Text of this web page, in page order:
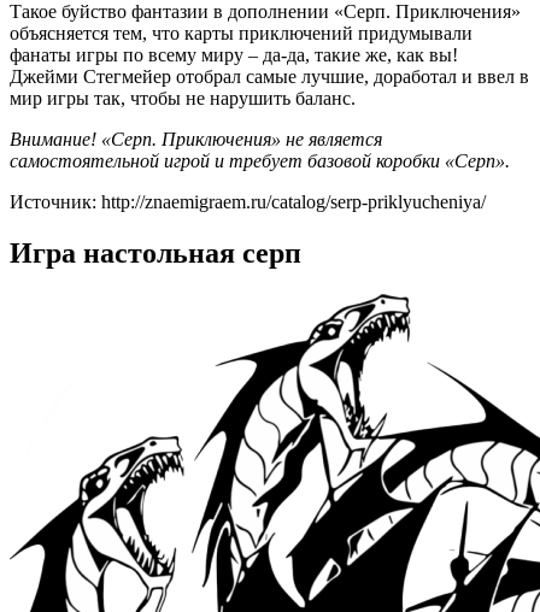
Такое буйство фантазии в дополнении «Серп. Приключения»
объясняется тем, что карты приключений придумывали
фанаты игры по всему миру – да-да, такие же, как вы!
Джейми Стегмейер отобрал самые лучшие, доработал и ввел в
мир игры так, чтобы не нарушить баланс.
Внимание! «Серп. Приключения» не является
самостоятельной игрой и требует базовой коробки «Серп».
Источник: http://znaemigraem.ru/catalog/serp-priklyucheniya/
Игра настольная серп